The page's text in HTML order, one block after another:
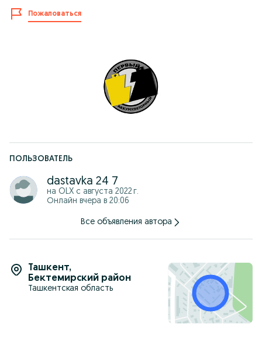
To'liq ma'lumot uchun murojat qiling!
Здравствуйте!
Доставка по Ташкенту 24/7
Также есть служба доставки в регионы.
Пожаловаться
ПОЛЬЗОВАТЕЛЬ
dastavka 24 7
на OLX с августа 2022 г.
Онлайн вчера в 20:06
Все объявления автора
Ташкент,
Бектемирский район
Ташкентская область